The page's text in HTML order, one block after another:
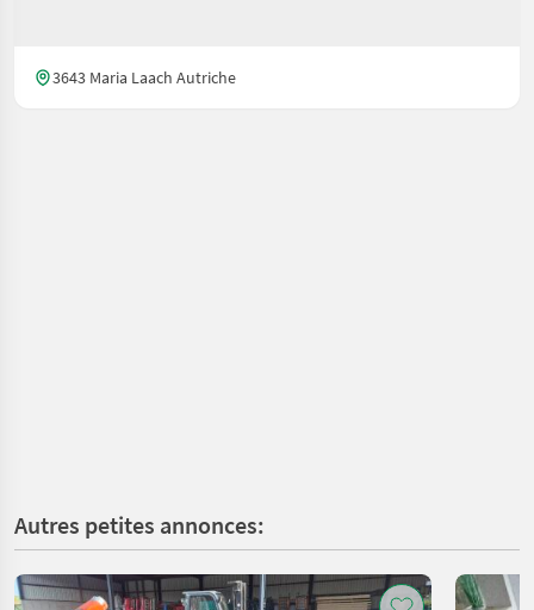
3643 Maria Laach Autriche
Autres petites annonces: